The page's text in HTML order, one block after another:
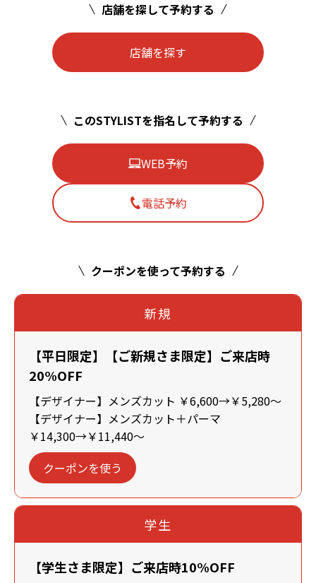
店舗を探して予約する
店舗を探す
このSTYLISTを指名して予約する
WEB予約
電話予約
クーポンを使って予約する
新規
【平日限定】【ご新規さま限定】ご来店時
20%OFF
【デザイナー】メンズカット ￥6,600→￥5,280～
【デザイナー】メンズカット＋パーマ
￥14,300→￥11,440～
クーポンを使う
学生
【学生さま限定】ご来店時10%OFF